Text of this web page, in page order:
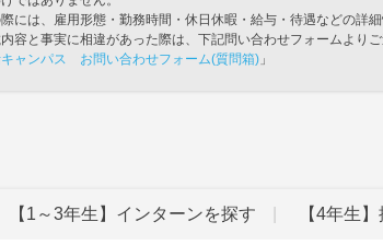
には、雇用形態・勤務時間・休日休暇・給与・待遇などの詳
容と事実に相違があった際は、下記問い合わせフォームより
キャンパス お問い合わせフォーム(質問箱) 」
【1～3年生】インターンを探す 【4年生